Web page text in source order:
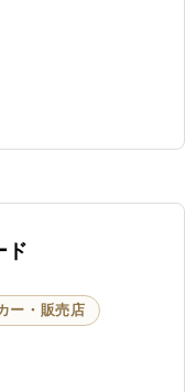
ド
ー・販売店